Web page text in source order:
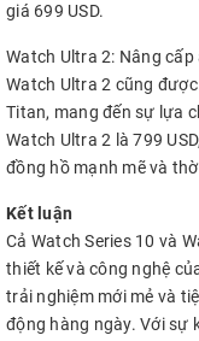
giá 699 USD.
Watch Ultra 2: Nâng
Watch Ultra 2 cũng
Titan, mang đến sự lựa
Watch Ultra 2 là 799
đồng hồ mạnh mẽ và
Kết luận
Cả Watch Series 10 và
thiết kế và công nghệ
trải nghiệm mới mẻ và
động hàng ngày. Với sự